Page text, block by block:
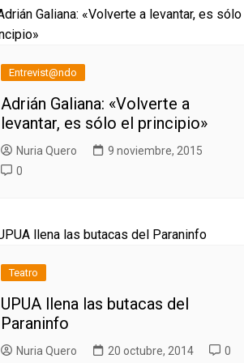
Entrevist@ndo
Adrián Galiana: «Volverte a
levantar, es sólo el principio»
Nuria Quero
9 noviembre, 2015
0
Teatro
UPUA llena las butacas del
Paraninfo
Nuria Quero 20 octubre, 2014 0